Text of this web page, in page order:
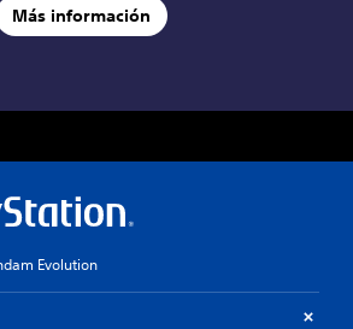
Más información
Evolution